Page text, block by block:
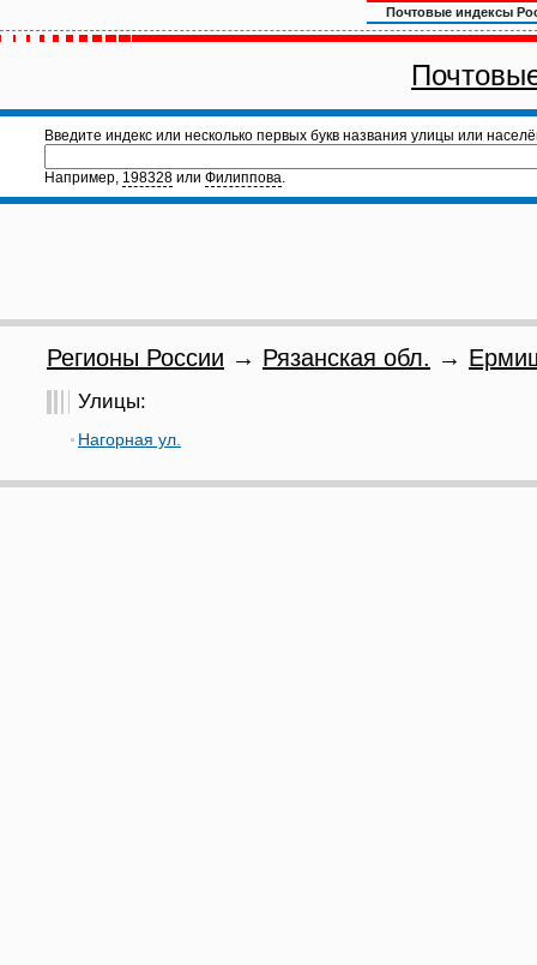
Почтовые индексы
Введите индекс или несколько первых букв названия улицы или
Например, 198328 или Филиппова.
Регионы России → Рязанская обл. →
Улицы:
Нагорная ул.